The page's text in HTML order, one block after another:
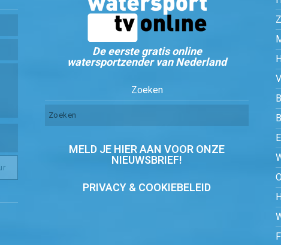
De eerste gratis online
watersportzender van Nederland
Zoeken
MELD JE HIER AAN VOOR ONZE
NIEUWSBRIEF!
PRIVACY & COOKIEBELEID